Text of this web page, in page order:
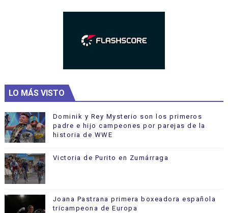
LO MÁS VISTO
Dominik y Rey Mysterio son los primeros
padre e hijo campeones por parejas de la
historia de WWE
Victoria de Purito en Zumárraga
Joana Pastrana primera boxeadora española
tricampeona de Europa